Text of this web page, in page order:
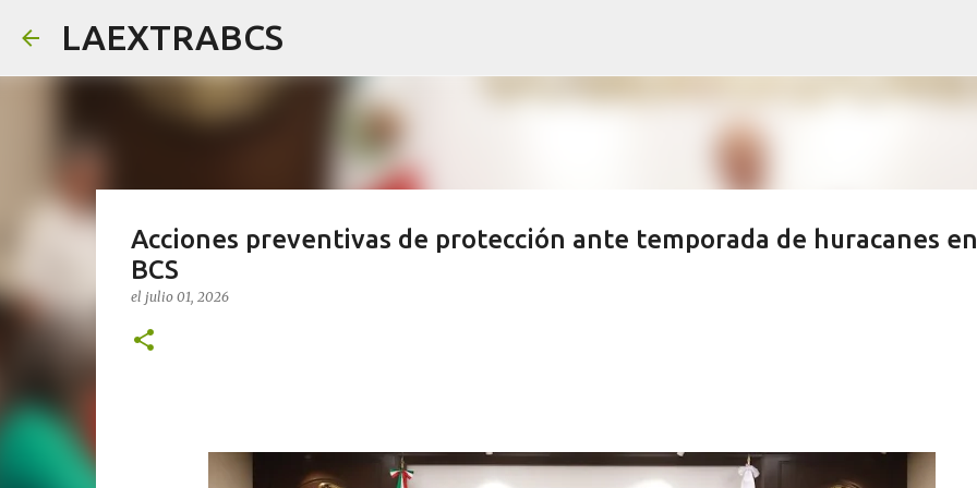
LAEXTRABCS
Acciones preventivas de protección ante temporada de huracanes en
BCS
el julio 01, 2026